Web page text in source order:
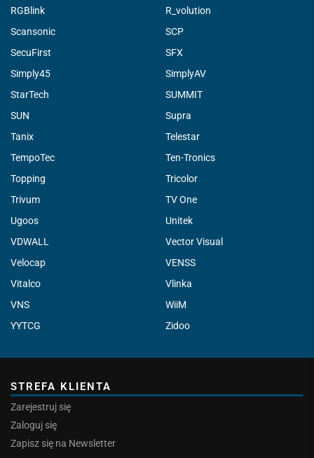
RGBlink
R_volution
Scansonic
SCP
SecuFirst
SFX
Simply45
SimplyAV
StarTech
SUMMIT
SUN
Supra
Tanix
Telestar
TempoTec
Ten-Tronics
Topping
Tricolor
Trivum
TV One
Ugoos
Unitek
VDWALL
Vector Visual
Velocap
VENSS
Vitalco
Vlinka
VNS
WiiM
YYTCG
Zidoo
STREFA KLIENTA
Zarejestruj się
Zaloguj się
Zapisz się na Newsletter